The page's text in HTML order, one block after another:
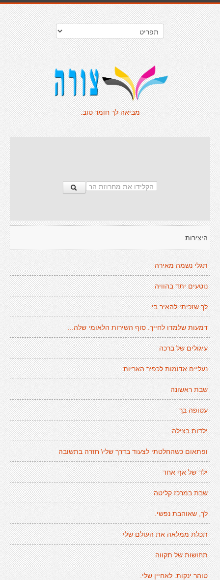
מביאה לך חומר טוב.
היצירות
תגלי נשמה מאירה
נוטעים יתד בהוויה
לך שזכיתי להאיר בי.
דמעות שלמדו לחייך. סוף השירות הלאומי שלה...
עיגולים של ברכה
נעליים אדומות לכפיר האריות
שבת ראשונה
עטופה בך
ילדות בצילה
ופתאום כשהחלטתי לצעוד בדרך שלי\ חזרה בתשובה
ילד של אף אחד
שבת במרכז קליטה
לך, שאוהבת נפשי.
תכלת ממלאה את העולם שלי
תחושות של תקווה
טוהר ינקות. לאחיין שלי.